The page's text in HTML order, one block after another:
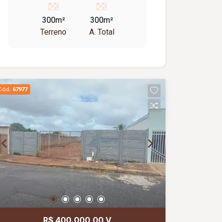
para cômodo comercial (lojas).
300m²
Terreno
300m²
A. Total
67977